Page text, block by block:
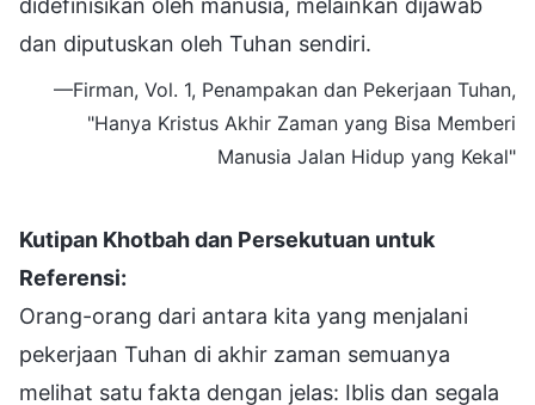
dan diputuskan oleh Tuhan sendiri.
—Firman, Vol. 1, Penampakan dan Pekerjaan Tuhan,
"Hanya Kristus Akhir Zaman yang Bisa Memberi
Manusia Jalan Hidup yang Kekal"
Kutipan Khotbah dan Persekutuan untuk
Referensi:
Orang-orang dari antara kita yang menjalani
pekerjaan Tuhan di akhir zaman semuanya
melihat satu fakta dengan jelas: Iblis dan segala